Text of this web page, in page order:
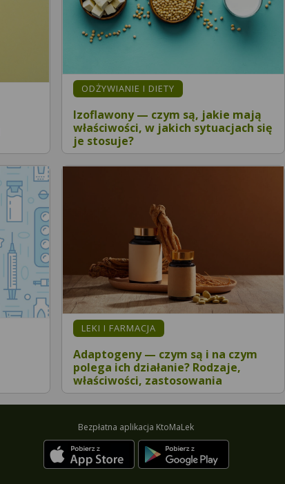
ODŻYWIANIE I DIETY
Izoflawony — czym są, jakie mają
właściwości, w jakich sytuacjach się
je stosuje?
LEKI I FARMACJA
Adaptogeny — czym są i na czym
polega ich działanie? Rodzaje,
właściwości, zastosowania
Bezpłatna aplikacja KtoMaLek